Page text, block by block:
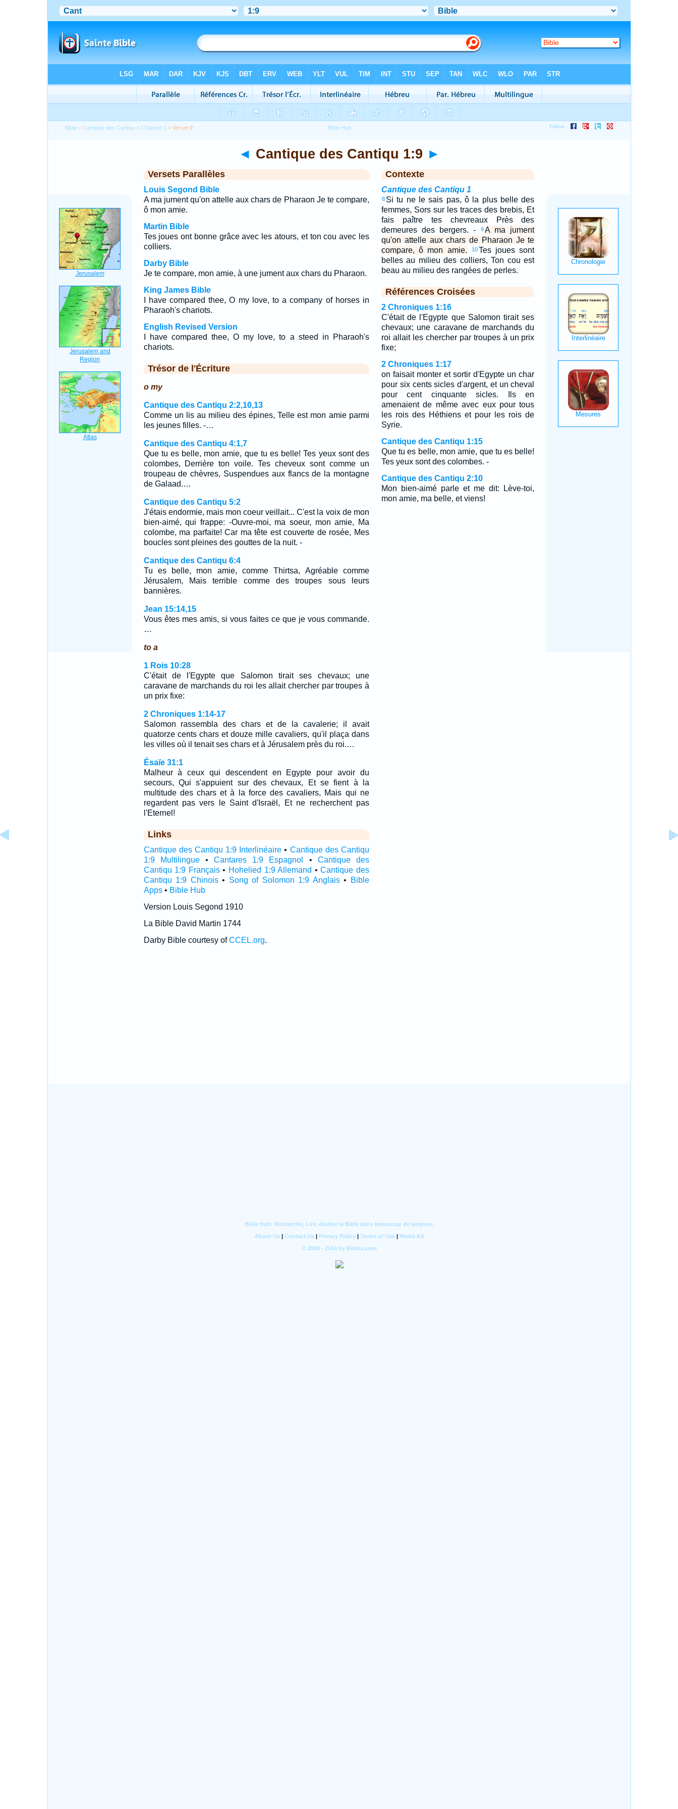
Bible >Cantique des Cantiqu >Chapitre 1 > Verset 9
◄ Cantique des Cantiqu 1:9 ►
Versets Parallèles
Louis Segond Bible
A ma jument qu'on attelle aux chars de Pharaon Je te compare,
ô mon amie.
Martin Bible
Tes joues ont bonne grâce avec les atours, et ton cou avec les
colliers.
Darby Bible
Je te compare, mon amie, à une jument aux chars du Pharaon.
King James Bible
I have compared thee, O my love, to a company of horses in
Pharaoh's chariots.
English Revised Version
I have compared thee, O my love, to a steed in Pharaoh's
chariots.
Trésor de l'Écriture
o my
Cantique des Cantiqu 2:2,10,13
Comme un lis au milieu des épines, Telle est mon amie parmi
les jeunes filles. -…
Cantique des Cantiqu 4:1,7
Que tu es belle, mon amie, que tu es belle! Tes yeux sont des
colombes, Derrière ton voile. Tes cheveux sont comme un
troupeau de chèvres, Suspendues aux flancs de la montagne
de Galaad.…
Cantique des Cantiqu 5:2
J'étais endormie, mais mon coeur veillait... C'est la voix de mon
bien-aimé, qui frappe: -Ouvre-moi, ma soeur, mon amie, Ma
colombe, ma parfaite! Car ma tête est couverte de rosée, Mes
boucles sont pleines des gouttes de la nuit. -
Cantique des Cantiqu 6:4
Tu es belle, mon amie, comme Thirtsa, Agréable comme
Jérusalem, Mais terrible comme des troupes sous leurs
bannières.
Jean 15:14,15
Vous êtes mes amis, si vous faites ce que je vous commande.
…
to a
1 Rois 10:28
C'était de l'Egypte que Salomon tirait ses chevaux; une
caravane de marchands du roi les allait chercher par troupes à
un prix fixe:
2 Chroniques 1:14-17
Salomon rassembla des chars et de la cavalerie; il avait
quatorze cents chars et douze mille cavaliers, qu'il plaça dans
les villes où il tenait ses chars et à Jérusalem près du roi.…
Ésaïe 31:1
Malheur à ceux qui descendent en Egypte pour avoir du
secours, Qui s'appuient sur des chevaux, Et se fient à la
multitude des chars et à la force des cavaliers, Mais qui ne
regardent pas vers le Saint d'Israël, Et ne recherchent pas
l'Eternel!
Links
Cantique des Cantiqu 1:9 Interlinéaire • Cantique des Cantiqu
1:9 Multilingue•Cantares 1:9 Espagnol • Cantique des
Cantiqu 1:9 Français• Hohelied 1:9 Allemand •Cantique des
Cantiqu 1:9 Chinois• Song of Solomon 1:9 Anglais•
Bible
Apps• Bible Hub
Version Louis Segond 1910
La Bible David Martin 1744
Darby Bible courtesy ofCCEL.org.
Contexte
Cantique des Cantiqu 1
8 Si tu ne le sais pas, ô la plus belle des
femmes, Sors sur les traces des brebis, Et
fais paître tes chevreaux Près des
demeures des bergers. -
9A ma jument
qu'on attelle aux chars de Pharaon Je te
compare, ô mon amie.
10Tes joues sont
belles au milieu des colliers, Ton cou est
beau au milieu des rangées de perles.
Références Croisées
2 Chroniques 1:16
C'était de l'Egypte que Salomon tirait ses
chevaux; une caravane de marchands du
roi allait les chercher par troupes à un prix
fixe;
2 Chroniques 1:17
on faisait monter et sortir d'Egypte un char
pour six cents sicles d'argent, et un cheval
pour cent cinquante sicles. Ils en
amenaient de même avec eux pour tous
les rois des Héthiens et pour les rois de
Syrie.
Cantique des Cantiqu 1:15
Que tu es belle, mon amie, que tu es belle!
Tes yeux sont des colombes. -
Cantique des Cantiqu 2:10
Mon bien-aimé parle et me dit: Lève-toi,
mon amie, ma belle, et viens!